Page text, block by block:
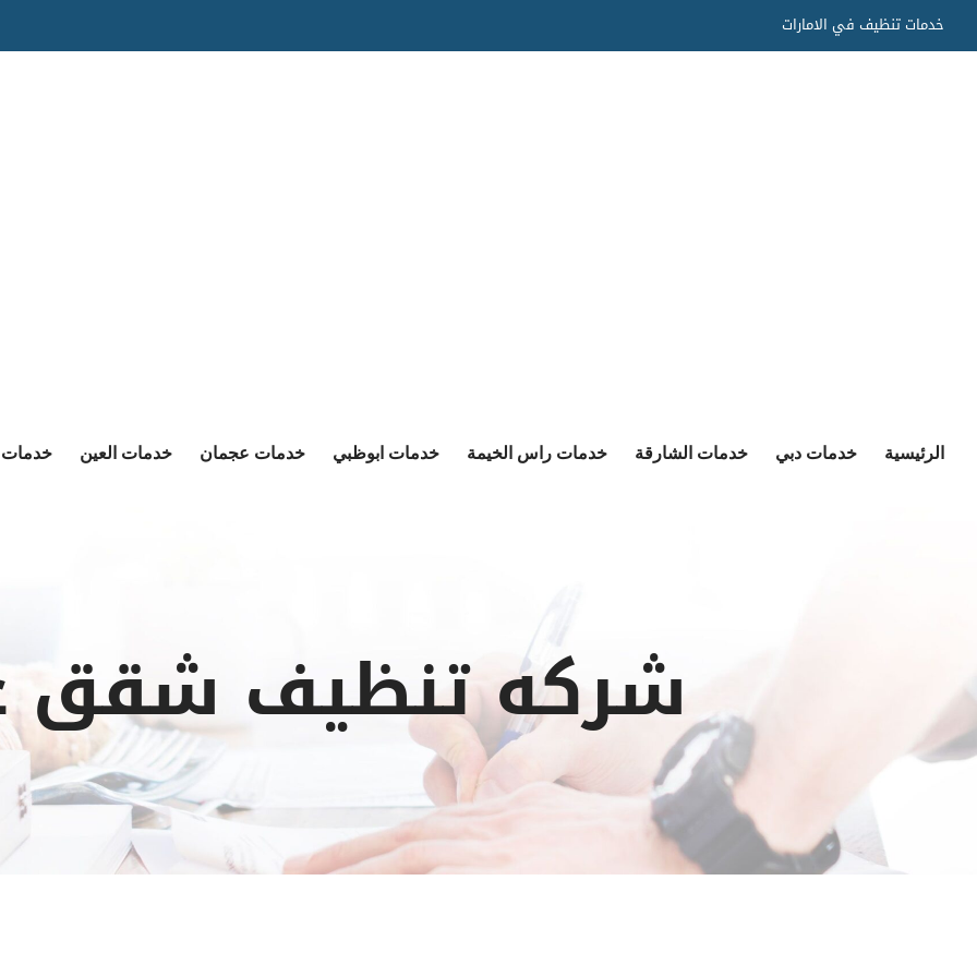
to
خدمات تنظيف في الامارات
الرئيسية خدمات دبي خدمات الشارقة خدمات راس الخيمة خدمات ابوظبي خدمات عجمان خدمات العين خدمات
شركه تنظيف شقق